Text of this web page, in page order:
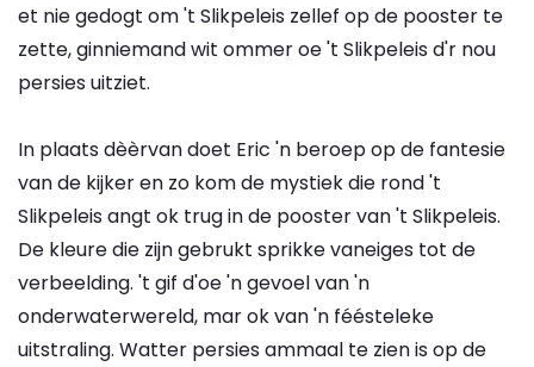
et nie gedogt om 't Slikpeleis zellef op de pooster te
zette, ginniemand wit ommer oe 't Slikpeleis d'r nou
persies uitziet.
In plaats dèèrvan doet Eric 'n beroep op de fantesie
van de kijker en zo kom de mystiek die rond 't
Slikpeleis angt ok trug in de pooster van 't Slikpeleis.
De kleure die zijn gebrukt sprikke vaneiges tot de
verbeelding. 't gif d'oe 'n gevoel van 'n
onderwaterwereld, mar ok van 'n féésteleke
uitstraling. Watter persies ammaal te zien is op de